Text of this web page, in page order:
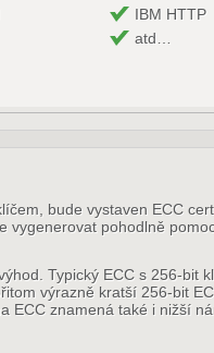
IBM HTTP
atd…
bude vystaven ECC
vygenerovat pohodlně
Typický ECC s 256-bit
výrazně kratší 256-bit
ECC znamená také i nižší